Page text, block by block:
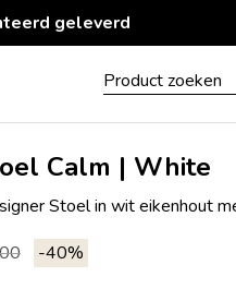
dankzij Klarna
Calm | White
Stoel in wit eikenhout
-40%